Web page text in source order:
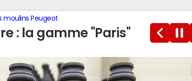
: la gamme "Paris"
moulins Peugeot